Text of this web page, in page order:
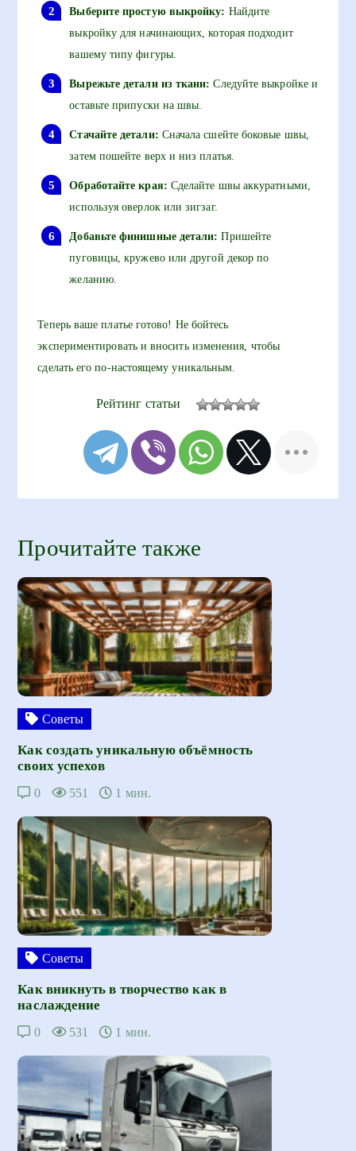
Выберите простую выкройку: Найдите
выкройку для начинающих, которая подходит
вашему типу фигуры.
Вырежьте детали из ткани: Следуйте выкройке и
оставьте припуски на швы.
Стачайте детали: Сначала сшейте боковые швы,
затем пошейте верх и низ платья.
Обработайте края: Сделайте швы аккуратными,
используя оверлок или зигзаг.
Добавьте финишные детали: Пришейте
пуговицы, кружево или другой декор по
желанию.
Теперь ваше платье готово! Не бойтесь
экспериментировать и вносить изменения, чтобы
сделать его по-настоящему уникальным.
Рейтинг статьи
Прочитайте также
Советы
Как создать уникальную объёмность
своих успехов
0 551 1 мин.
Советы
Как вникнуть в творчество как в
наслаждение
0 531 1 мин.